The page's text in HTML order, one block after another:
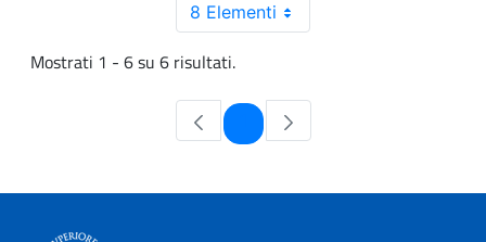
8 Elementi
Mostrati 1 - 6 su 6 risultati.
Pagina